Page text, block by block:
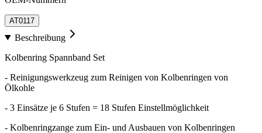
AT0117
Beschreibung
Kolbenring Spannband Set
- Reinigungswerkzeug zum Reinigen von Kolbenringen von
Ölkohle
- 3 Einsätze je 6 Stufen = 18 Stufen Einstellmöglichkeit
- Kolbenringzange zum Ein- und Ausbauen von Kolbenringen